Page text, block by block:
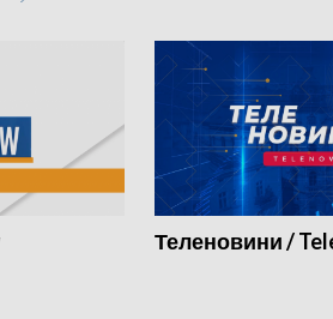
Теленовини /